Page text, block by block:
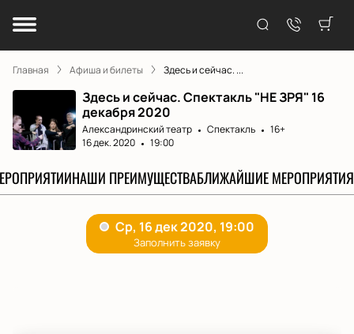
Главная Афиша и билеты Здесь и сейчас. ...
Здесь и сейчас. Спектакль "НЕ ЗРЯ" 16
декабря 2020
Александринский театр Спектакль
16+
16 дек. 2020
19:00
НАШИ ПРЕИМУЩЕСТВАБЛИЖАЙШИЕ МЕРОПРИЯТИЯ